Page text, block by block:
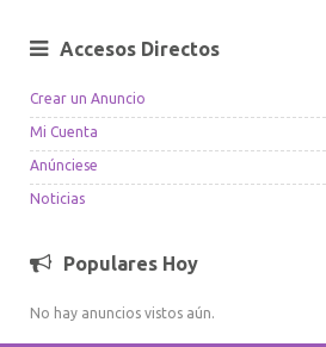
Accesos Directos
Crear un Anuncio
Mi Cuenta
Anúnciese
Noticias
Populares Hoy
No hay anuncios vistos aún.